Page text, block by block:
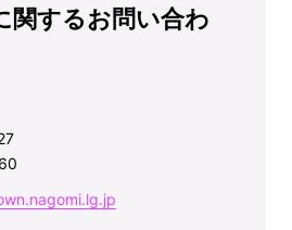
関するお問い合わ